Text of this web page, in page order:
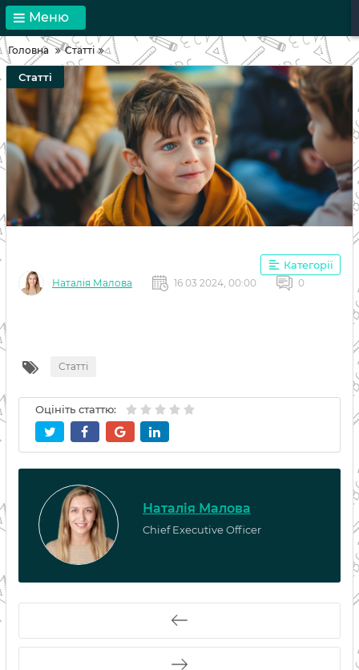
Меню
Головна Статті
Статті
Категорії
Наталія Малова 16 03 2024, 00:00 0
Статті
Оцініть статтю:
Наталія Малова
Chief Executive Officer